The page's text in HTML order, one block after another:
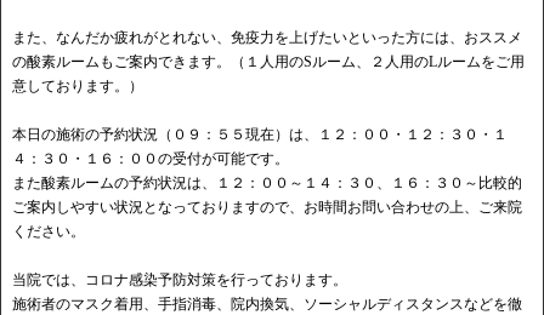
また、なんだか疲れがとれない、免疫力を上げたいといった方には、おススメ
の酸素ルームもご案内できます。（１人用のSルーム、２人用のLルームをご用
意しております。）
本日の施術の予約状況（０９：５５現在）は、１２：００・１２：３０・１
４：３０・１６：００の受付が可能です。
また酸素ルームの予約状況は、１２：００～１４：３０、１６：３０～比較的
ご案内しやすい状況となっておりますので、お時間お問い合わせの上、ご来院
ください。
当院では、コロナ感染予防対策を行っております。
施術者のマスク着用、手指消毒、院内換気、ソーシャルディスタンスなどを徹